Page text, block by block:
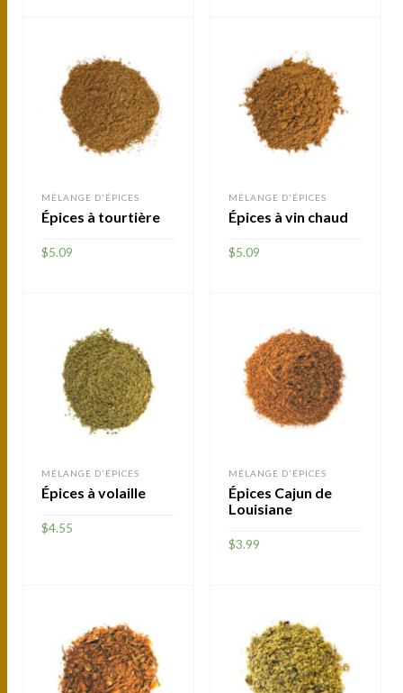
MÉLANGE D'ÉPICES
Épices à tourtière
$5.09
MÉLANGE D'ÉPICES
Épices à vin chaud
$5.09
MÉLANGE D'ÉPICES
Épices à volaille
$4.55
MÉLANGE D'ÉPICES
Épices Cajun de
Louisiane
$3.99